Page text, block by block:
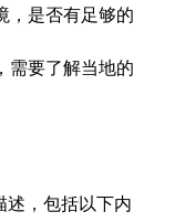
，是否有足够的
需要了解当地的
述，包括以下内